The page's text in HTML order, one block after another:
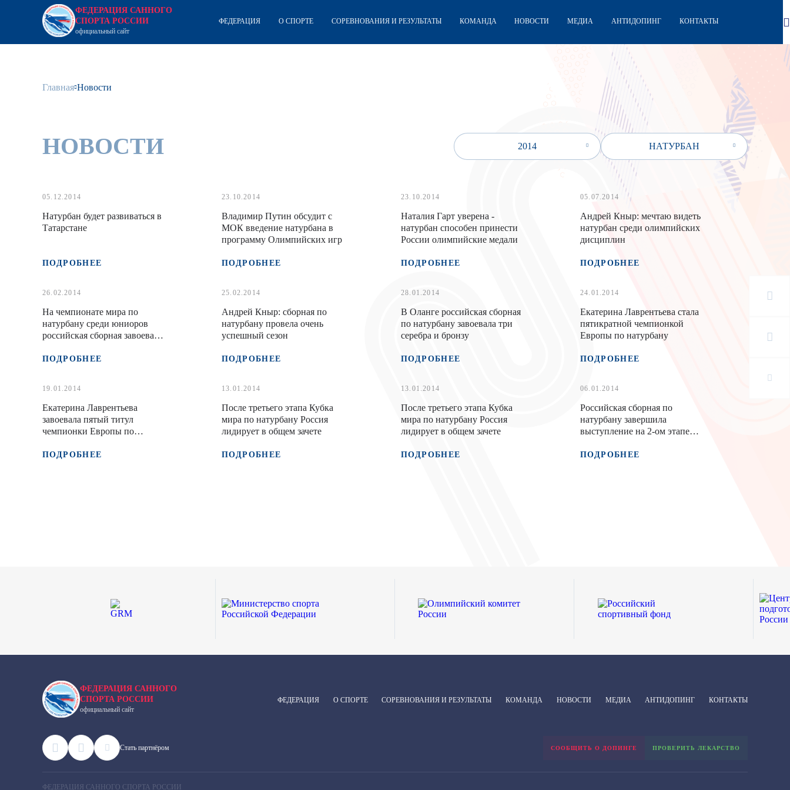
ФЕДЕРАЦИЯ САННОГО
СПОРТА РОССИИ
официальный сайт
ФЕДЕРАЦИЯ О СПОРТЕ СОРЕВНОВАНИЯ И РЕЗУЛЬТАТЫ КОМАНДА НОВОСТИ МЕДИА АНТИДОПИНГ КОНТАКТЫ
Главная Новости
НОВОСТИ 2014 НАТУРБАН
05.12.2014
Натурбан будет развиваться в
Татарстане
ПОДРОБНЕЕ
23.10.2014
Владимир Путин обсудит с
МОК введение натурбана в
программу Олимпийских игр
ПОДРОБНЕЕ
23.10.2014
Наталия Гарт уверена -
натурбан способен принести
России олимпийские медали
ПОДРОБНЕЕ
05.07.2014
Андрей Кныр: мечтаю видеть
натурбан среди олимпийских
дисциплин
ПОДРОБНЕЕ
26.02.2014
На чемпионате мира по
натурбану среди юниоров
российская сборная завоевала
ПОДРОБНЕЕ
25.02.2014
Андрей Кныр: сборная по
натурбану провела очень
успешный сезон
ПОДРОБНЕЕ
28.01.2014
В Оланге российская сборная
по натурбану завоевала три
серебра и бронзу
ПОДРОБНЕЕ
24.01.2014
Екатерина Лаврентьева стала
пятикратной чемпионкой
Европы по натурбану
ПОДРОБНЕЕ
19.01.2014
Екатерина Лаврентьева
завоевала пятый титул
чемпионки Европы по
ПОДРОБНЕЕ
13.01.2014
После третьего этапа Кубка
мира по натурбану Россия
лидирует в общем зачете
ПОДРОБНЕЕ
13.01.2014
После третьего этапа Кубка
мира по натурбану Россия
лидирует в общем зачете
ПОДРОБНЕЕ
06.01.2014
Российская сборная по
натурбану завершила
выступление на 2-ом этапе
почета
ПОДРОБНЕЕ
ФЕДЕРАЦИЯ САННОГО
СПОРТА РОССИИ
официальный сайт
ФЕДЕРАЦИЯ О СПОРТЕ СОРЕВНОВАНИЯ И РЕЗУЛЬТАТЫ КОМАНДА НОВОСТИ МЕДИА АНТИДОПИНГ КОНТАКТЫ
Cтать партнёром СООБЩИТЬ О ДОПИНГЕ ПРОВЕРИТЬ ЛЕКАРСТВО
ФЕДЕРАЦИЯ САННОГО СПОРТА РОССИИ